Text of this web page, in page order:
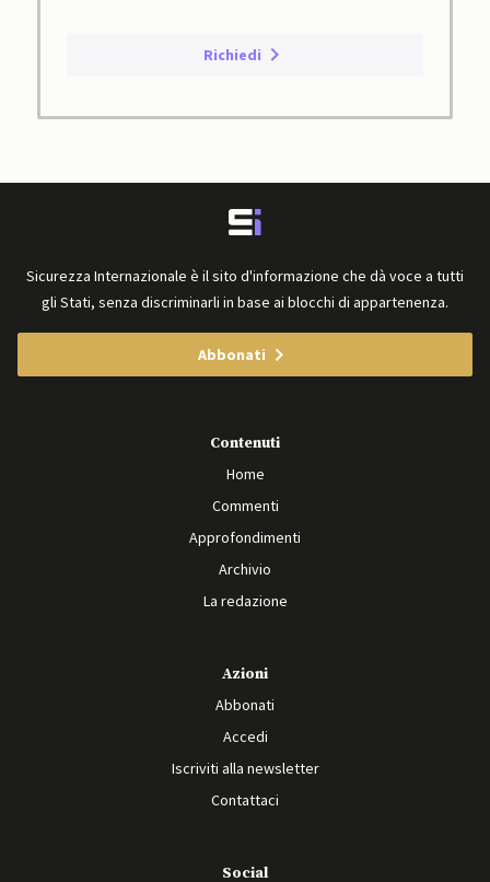
Richiedi
Sicurezza Internazionale è il sito d'informazione che dà voce a tutti
gli Stati, senza discriminarli in base ai blocchi di appartenenza.
Abbonati
Contenuti
Home
Commenti
Approfondimenti
Archivio
La redazione
Azioni
Abbonati
Accedi
Iscriviti alla newsletter
Contattaci
Social